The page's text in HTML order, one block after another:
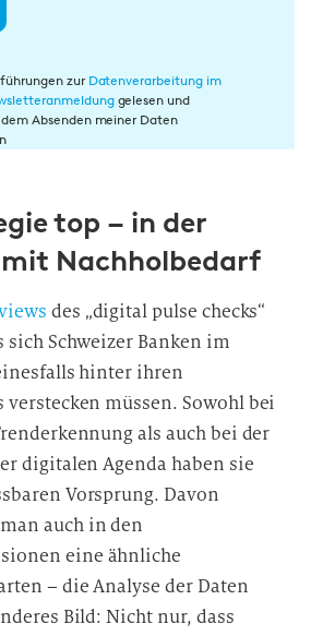
zur Datenverarbeitung im
gelesen und
Absenden meiner Daten
top – in der
Nachholbedarf
des „digital pulse checks“
sich Schweizer Banken im
hinter ihren
verstecken müssen. Sowohl bei
als auch bei der
digitalen Agenda haben sie
Vorsprung. Davon
auch in den
eine ähnliche
– die Analyse der Daten
Bild: Nicht nur, dass